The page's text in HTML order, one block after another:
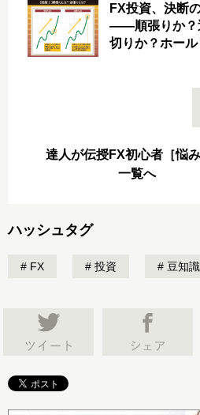
FX投資、決断
――順張りか？
切りか？ホール
達人が伝授FX初心者［悩
一覧へ
ハッシュタグ
FX 投資 豆知識